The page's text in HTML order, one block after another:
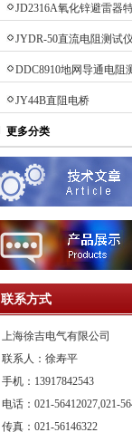
JD2316A氧化锌避雷器
JYDR-50直流电阻测试仪
DDC8910地网导通电阻
JY44B直阻电桥
更多分类
联系方式
上海徐吉电气有限公司
联系人：徐寿平
手机：13917842543
电话：021-56412027,021-
传真：021-56146322